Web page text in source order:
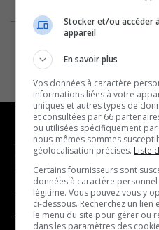
NOUVELLES
- Affaires municipales
- Communauté / Social
Stocker et/ou accéder
appareil
En savoir plus
Vos données à caractère
informations liées à votre
uniques et autres types de
et consultées par 66
ou utilisées spécifiquement
nous-mêmes sommes
géolocalisation précises. Liste
Certains fournisseurs sont
données à caractère
légitime. Vous pouvez vous y
ci-dessous. Recherchez un
le menu du site pour gérer ou
dans les paramètres des